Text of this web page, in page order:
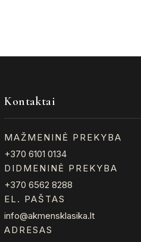
product
Kontaktai
MAŽMENINĖ PREKYBA
+370 6101 0134
DIDMENINĖ PREKYBA
+370 6562 8288
EL. PAŠTAS
info@akmensklasika.lt
ADRESAS